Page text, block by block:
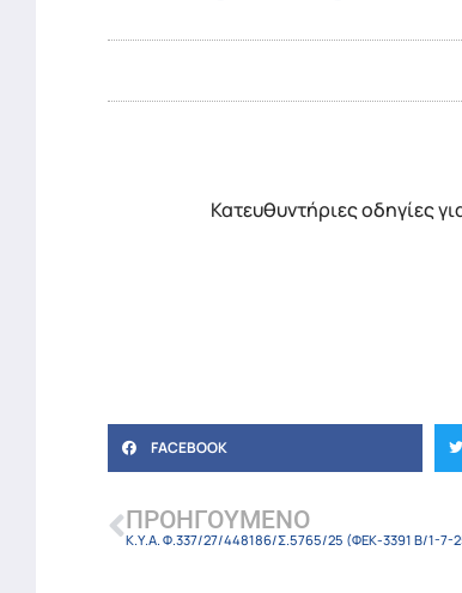
Κατευθυντήριες οδηγίες
FACEBOOK
ΠΡΟΗΓΟΎΜΕΝΟ
Κ.Υ.Α. Φ.337/27/448186/Σ.5765/25 (ΦΕΚ-3391 Β/1-7-